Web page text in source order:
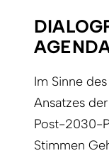
Im Sinne
Ansatzes
Post-2030-
Stimmen